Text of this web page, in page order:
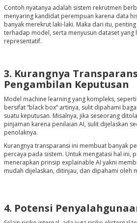
Contoh nyatanya adalah sistem rekrutmen
menyaring kandidat perempuan karena data
banyak merekrut laki-laki. Maka dari itu,
terhadap model, serta menyusun dataset yang
representatif.
3. Kurangnya
Pengambilan Keputusan
Model machine learning yang kompleks,
bersifat “black box” artinya, sulit dipahami
suatu keputusan. Misalnya, jika seseorang
pinjaman karena penilaian AI, sulit dijelaskan
penolaknya.
Kurangnya transparansi ini membuat banyak
percaya pada sistem. Untuk mengatasi hal ini,
menerapkan prinsip explainable AI yakni
mudah dijelaskan, ditinjau, dan dipahami oleh
4. Potensi